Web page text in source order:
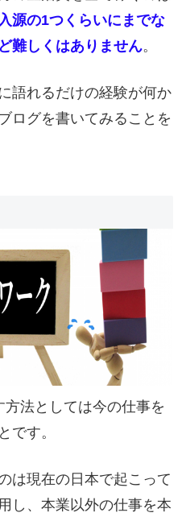
源の1つくらいにまでな
難しくはありません。
語れるだけの経験が何か
ログを書いてみることを
法としては今の仕事を
です。
は現在の日本で起こって
し、本業以外の仕事を本